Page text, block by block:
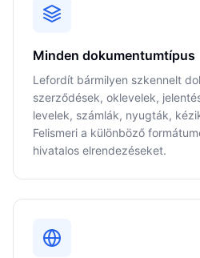
Minden dokumentumtípus
Lefordít bármilyen szkennelt
szerződések, oklevelek,
levelek, számlák, nyugták,
Felismeri a különböző
hivatalos elrendezéseket.